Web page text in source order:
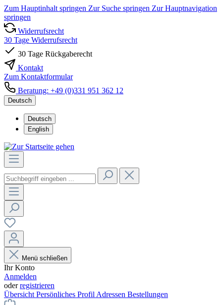
Zum Hauptinhalt springen Zur Suche springen Zur Hauptnavigation
springen
Widerrufsrecht
30 Tage Widerrufsrecht
30 Tage Rückgaberecht
Kontakt
Zum Kontaktformular
Beratung: +49 (0)331 951 362 12
Deutsch
Deutsch
English
Menü schließen
Ihr Konto
Anmelden
oderregistrieren
Übersicht Persönliches Profil Adressen Bestellungen